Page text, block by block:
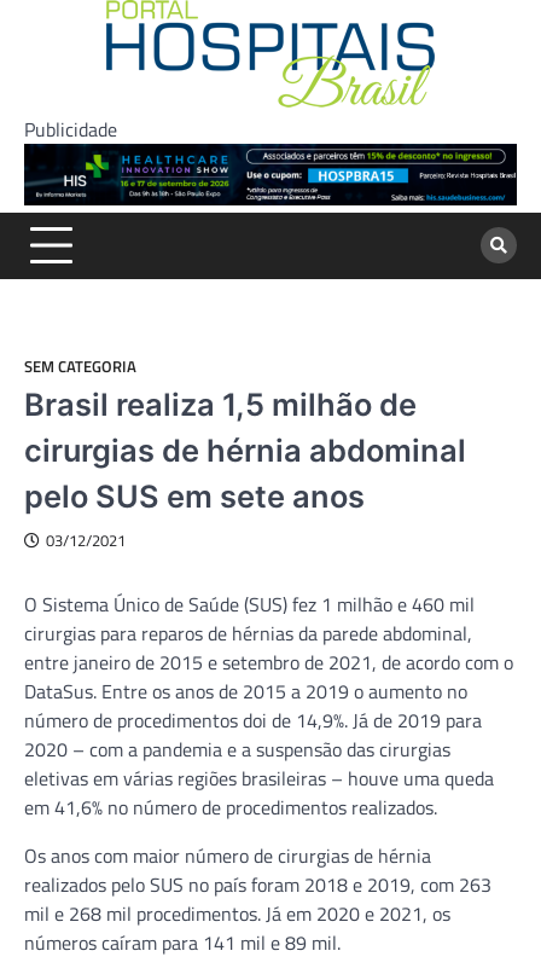
Publicidade
SEM CATEGORIA
Brasil realiza 1,5 milhão de
cirurgias de hérnia abdominal
pelo SUS em sete anos
03/12/2021
O Sistema Único de Saúde (SUS) fez 1 milhão e 460 mil
cirurgias para reparos de hérnias da parede abdominal,
entre janeiro de 2015 e setembro de 2021, de acordo com o
DataSus. Entre os anos de 2015 a 2019 o aumento no
número de procedimentos doi de 14,9%. Já de 2019 para
2020 – com a pandemia e a suspensão das cirurgias
eletivas em várias regiões brasileiras – houve uma queda
em 41,6% no número de procedimentos realizados.
Os anos com maior número de cirurgias de hérnia
realizados pelo SUS no país foram 2018 e 2019, com 263
mil e 268 mil procedimentos. Já em 2020 e 2021, os
números caíram para 141 mil e 89 mil.